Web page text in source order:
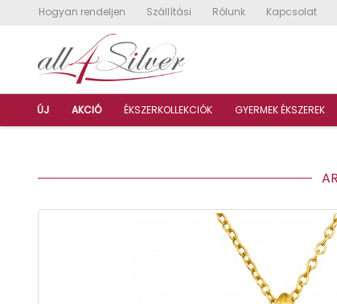
Hogyan rendeljen Szállítási Rólunk Kapcsolat
ÚJ AKCIÓ ÉKSZERKOLLEKCIÓK GYERMEK ÉKSZEREK